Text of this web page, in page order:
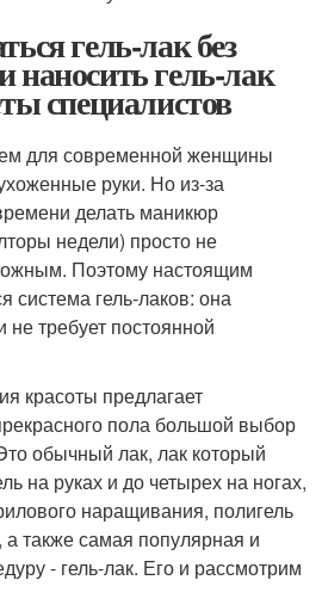
гель-лак без
гель-лак
специалистов
для современной женщины
руки. Но из-за
делать маникюр
недели) просто не
Поэтому настоящим
система гель-лаков: она
требует постоянной
красоты предлагает
пола большой выбор
обычный лак, лак который
на руках и до четырех на ногах,
наращивания, полигель
а также самая популярная и
- гель-лак. Его и рассмотрим